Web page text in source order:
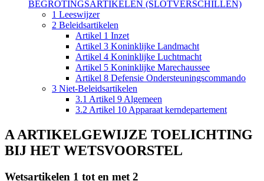
BEGROTINGSARTIKELEN (SLOTVERSCHILLEN)
1 Leeswijzer
2 Beleidsartikelen
Artikel 1 Inzet
Artikel 3 Koninklijke Landmacht
Artikel 4 Koninklijke Luchtmacht
Artikel 5 Koninklijke Marechaussee
Artikel 8 Defensie Ondersteuningscommando
3 Niet-Beleidsartikelen
3.1 Artikel 9 Algemeen
3.2 Artikel 10 Apparaat kerndepartement
A ARTIKELGEWIJZE TOELICHTING
BIJ HET WETSVOORSTEL
Wetsartikelen 1 tot en met 2